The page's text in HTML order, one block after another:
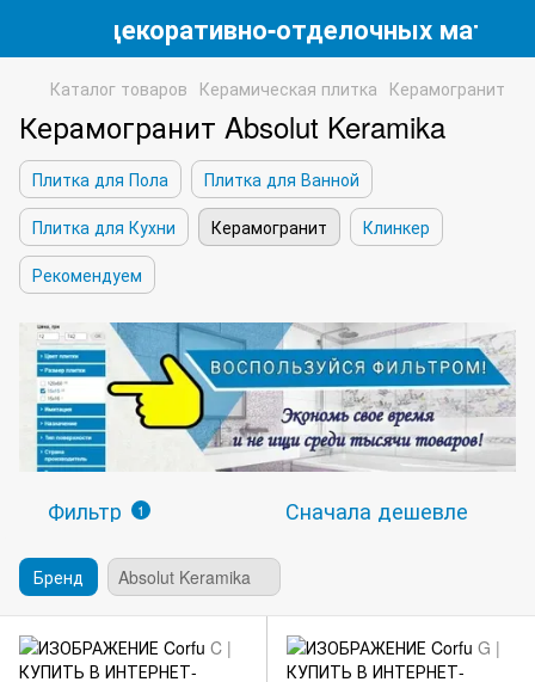
декоративно-отделочных
Каталог товаров Керамическая плитка Керамогранит
Керамогранит Absolut Keramika
Плитка для Пола
Плитка для Ванной
Плитка для Кухни
Керамогранит
Клинкер
Рекомендуем
Фильтр 1 Сначала дешевле
Бренд Absolut Keramika